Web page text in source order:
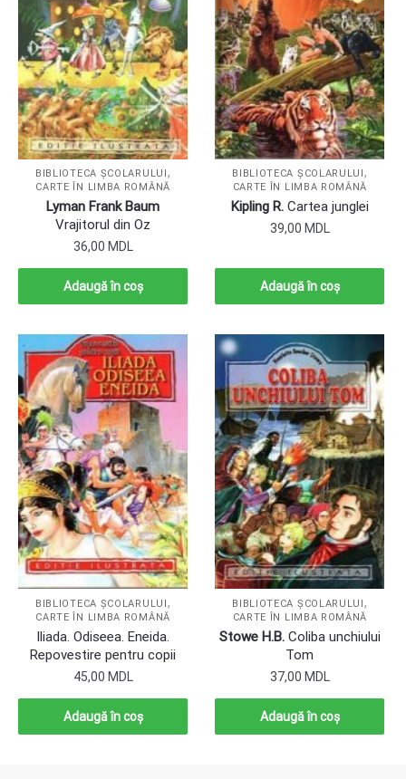
BIBLIOTECA ȘCOLARULUI ,
CARTE ÎN LIMBA ROMÂNĂ
Lyman Frank Baum
Vrajitorul din Oz
36,00 MDL
Adaugă în coș
BIBLIOTECA ȘCOLARULUI ,
CARTE ÎN LIMBA ROMÂNĂ
Kipling R.Cartea junglei
39,00 MDL
Adaugă în coș
BIBLIOTECA ȘCOLARULUI,
CARTE ÎN LIMBA ROMÂNĂ
Iliada. Odiseea. Eneida.
Repovestire pentru copii
45,00 MDL
Adaugă în coș
BIBLIOTECA ȘCOLARULUI,
CARTE ÎN LIMBA ROMÂNĂ
Stowe H.B.Coliba unchiului
Tom
37,00 MDL
Adaugă în coș